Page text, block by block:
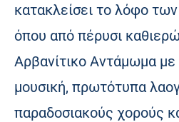
κατακλείσει το λόφο
όπου από πέρυσι
Αρβανίτικο Αντάμωμα
μουσική, πρωτότυπα
παραδοσιακούς χορούς